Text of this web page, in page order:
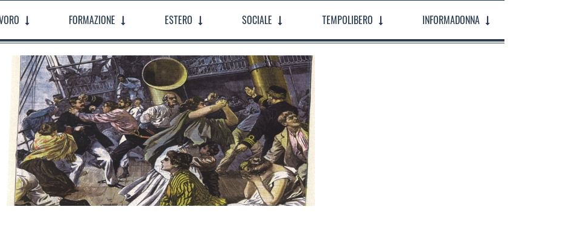
FORMAZIONE ESTERO SOCIALE TEMPOLIBERO INFORMADONNA